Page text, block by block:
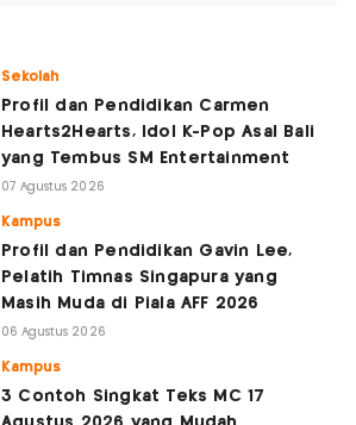
Sekolah
Profil dan Pendidikan Carmen
Hearts2Hearts, Idol K-Pop Asal Bali
yang Tembus SM Entertainment
07 Agustus 2026
Kampus
Profil dan Pendidikan Gavin Lee,
Pelatih Timnas Singapura yang
Masih Muda di Piala AFF 2026
06 Agustus 2026
Kampus
3 Contoh Singkat Teks MC 17